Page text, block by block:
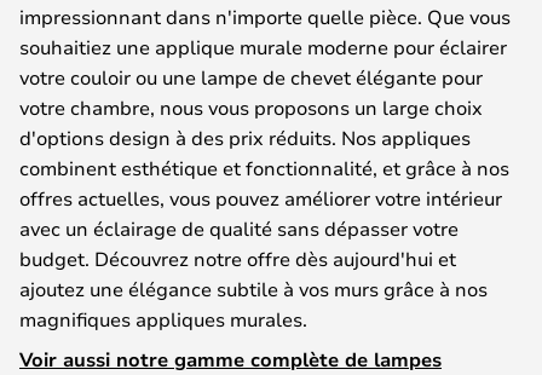
impressionnant dans n'importe quelle pièce. Que vous
souhaitiez une applique murale moderne pour éclairer
votre couloir ou une lampe de chevet élégante pour
votre chambre, nous vous proposons un large choix
d'options design à des prix réduits. Nos appliques
combinent esthétique et fonctionnalité, et grâce à nos
offres actuelles, vous pouvez améliorer votre intérieur
avec un éclairage de qualité sans dépasser votre
budget. Découvrez notre offre dès aujourd'hui et
ajoutez une élégance subtile à vos murs grâce à nos
magnifiques appliques murales.
Voir aussi notre gamme complète de lampes